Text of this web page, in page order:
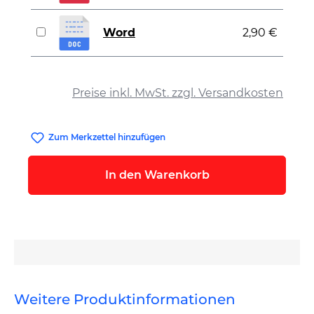
Preise inkl. MwSt. zzgl. Versandkosten
Word 2,90 €
Zum Merkzettel hinzufügen
In den Warenkorb
Weitere Produktinformationen